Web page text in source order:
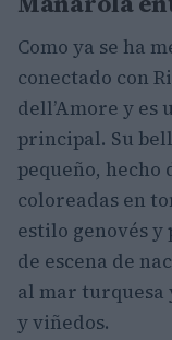
Como ya se ha
conectado con
dell’Amore y es
principal. Su
pequeño, hecho
coloreadas en
estilo genovés
de escena de
al mar turquesa
y viñedos.